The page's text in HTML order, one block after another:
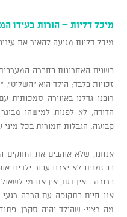
מיכל דליות – הורות בעידן
מיכל דליות מגיעה להאיר את
בשנים האחרונות בחברה
זכויות בלבד; הילד הוא "השליט",
רובנו גדלנו באווירה
הדודה, לא לפנות למישהו
קבועה: הגבלות חמורות בכל מיני
אנחנו, שלא אוהבים את החוקים
בו זמנית לא יצרנו עבור ילדינו
ברורה... אין דגם, אין את מי לשאול
אנו חיים בתקופה עם הרבה רגעי
מה רצוי: שהילד יהיה סקרן,